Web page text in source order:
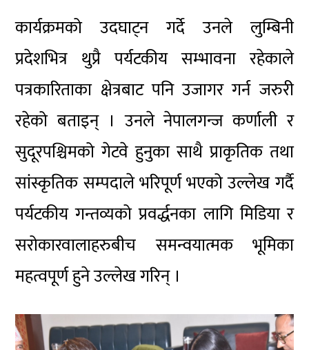
कार्यक्रमकोउदघाट्नगर्दे उनले लुम्बिनी
प्रदेशभित्र थुप्रै पर्यटकीय सम्भावना रहेकाले
पत्रकारिताका क्षेत्रबाट पनि उजागर गर्न जरुरी
रहेको बताइन् । उनले नेपालगन्ज कर्णाली र
सुदूरपश्चिमको गेटवे हुनुका साथै प्राकृतिक तथा
सांस्कृतिक सम्पदाले भरिपूर्ण भएको उल्लेख गर्दै
पर्यटकीय गन्तव्यकोप्रवर्द्धनकालागि मिडिया र
सरोकारवालाहरुबीच समन्वयात्मक भूमिका
महत्वपूर्णहुने उल्लेख गरिन् ।